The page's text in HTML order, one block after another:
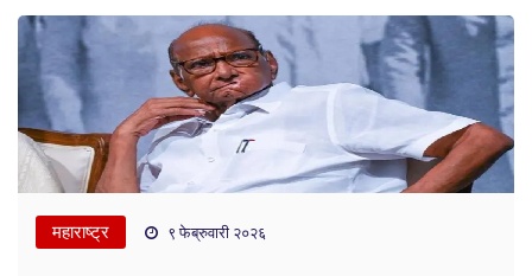
महाराष्ट्र ९ फेब्रुवारी २०२६